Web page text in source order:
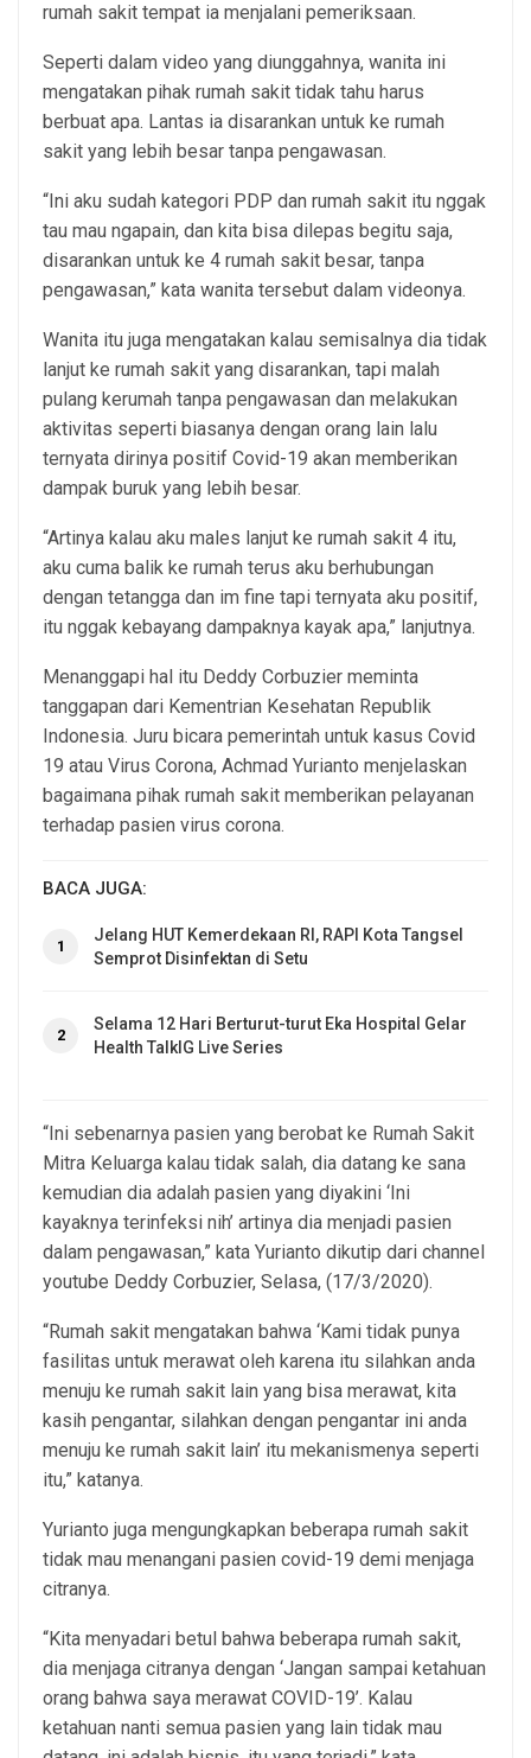
rumah sakit tempat ia menjalani pemeriksaan.
Seperti dalam video yang diunggahnya, wanita ini
mengatakan pihak rumah sakit tidak tahu harus
berbuat apa. Lantas ia disarankan untuk ke rumah
sakit yang lebih besar tanpa pengawasan.
“Ini aku sudah kategori PDP dan rumah sakit itu nggak
tau mau ngapain, dan kita bisa dilepas begitu saja,
disarankan untuk ke 4 rumah sakit besar, tanpa
pengawasan,” kata wanita tersebut dalam videonya.
Wanita itu juga mengatakan kalau semisalnya dia tidak
lanjut ke rumah sakit yang disarankan, tapi malah
pulang kerumah tanpa pengawasan dan melakukan
aktivitas seperti biasanya dengan orang lain lalu
ternyata dirinya positif Covid-19 akan memberikan
dampak buruk yang lebih besar.
“Artinya kalau aku males lanjut ke rumah sakit 4 itu,
aku cuma balik ke rumah terus aku berhubungan
dengan tetangga dan im fine tapi ternyata aku positif,
itu nggak kebayang dampaknya kayak apa,” lanjutnya.
Menanggapi hal itu Deddy Corbuzier meminta
tanggapan dari Kementrian Kesehatan Republik
Indonesia. Juru bicara pemerintah untuk kasus Covid
19 atau Virus Corona, Achmad Yurianto menjelaskan
bagaimana pihak rumah sakit memberikan pelayanan
terhadap pasien virus corona.
BACA JUGA:
1
Jelang HUT Kemerdekaan RI, RAPI Kota Tangsel
Semprot Disinfektan di Setu
2
Selama 12 Hari Berturut-turut Eka Hospital Gelar
Health TalkIG Live Series
“Ini sebenarnya pasien yang berobat ke Rumah Sakit
Mitra Keluarga kalau tidak salah, dia datang ke sana
kemudian dia adalah pasien yang diyakini ‘Ini
kayaknya terinfeksi nih’ artinya dia menjadi pasien
dalam pengawasan,” kata Yurianto dikutip dari channel
youtube Deddy Corbuzier, Selasa, (17/3/2020).
“Rumah sakit mengatakan bahwa ‘Kami tidak punya
fasilitas untuk merawat oleh karena itu silahkan anda
menuju ke rumah sakit lain yang bisa merawat, kita
kasih pengantar, silahkan dengan pengantar ini anda
menuju ke rumah sakit lain’ itu mekanismenya seperti
itu,” katanya.
Yurianto juga mengungkapkan beberapa rumah sakit
tidak mau menangani pasien covid-19 demi menjaga
citranya.
“Kita menyadari betul bahwa beberapa rumah sakit,
dia menjaga citranya dengan ‘Jangan sampai ketahuan
orang bahwa saya merawat COVID-19’. Kalau
ketahuan nanti semua pasien yang lain tidak mau